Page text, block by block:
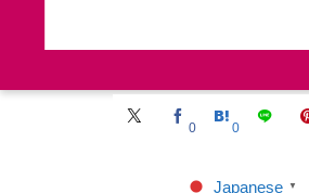
0 0
Japanese ▼